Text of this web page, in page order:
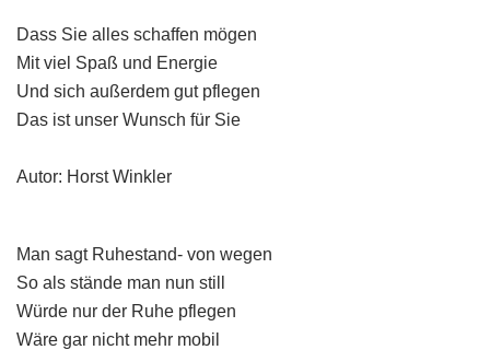
Dass Sie alles schaffen mögen
Mit viel Spaß und Energie
Und sich außerdem gut pflegen
Das ist unser Wunsch für Sie
Autor: Horst Winkler
Man sagt Ruhestand- von wegen
So als stände man nun still
Würde nur der Ruhe pflegen
Wäre gar nicht mehr mobil